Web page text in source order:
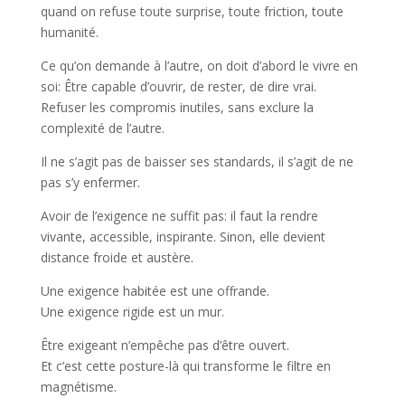
quand on refuse toute surprise, toute friction, toute
humanité.
Ce qu’on demande à l’autre, on doit d’abord le vivre en
soi: Être capable d’ouvrir, de rester, de dire vrai.
Refuser les compromis inutiles, sans exclure la
complexité de l’autre.
Il ne s’agit pas de baisser ses standards, il s’agit de ne
pas s’y enfermer.
Avoir de l’exigence ne suffit pas: il faut la rendre
vivante, accessible, inspirante. Sinon, elle devient
distance froide et austère.
Une exigence habitée est une offrande.
Une exigence rigide est un mur.
Être exigeant n’empêche pas d’être ouvert.
Et c’est cette posture-là qui transforme le filtre en
magnétisme.